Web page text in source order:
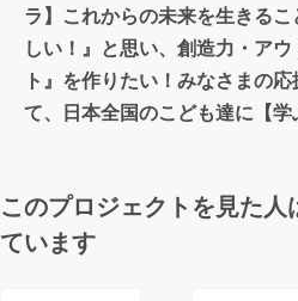
ラ】これからの未来を生きる
しい！』と思い、創造力・ア
ト』を作りたい！みなさまの
て、日本全国のこども達に【学
このプロジェクトを見た
ています